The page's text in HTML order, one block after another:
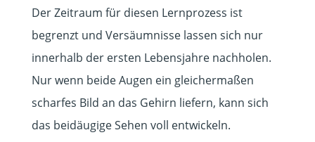
Der Zeitraum für diesen Lernprozess ist
begrenzt und Versäumnisse lassen sich nur
innerhalb der ersten Lebensjahre nachholen.
Nur wenn beide Augen ein gleichermaßen
scharfes Bild an das Gehirn liefern, kann sich
das beidäugige Sehen voll entwickeln.